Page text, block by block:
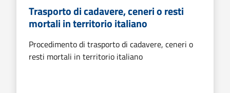
Trasporto di cadavere, ceneri o resti
mortali in territorio italiano
Procedimento di trasporto di cadavere, ceneri o
resti mortali in territorio italiano